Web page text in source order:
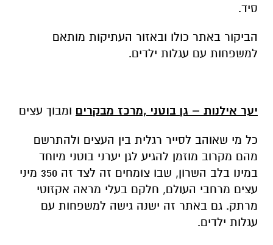
סיד.
הביקור באתר כולו ובאזור העתיקות מותאם
למשפחות עם עגלות ילדים.
יער אילנות – גן בוטני ,מרכז מבקרים ומבוך עצים
כל מי שאוהב לסייר רגלית בין העצים ולהתרשם
מהם מקרוב מוזמן להגיע לגן יערני בוטני מיוחד
במינו בלב השרון, שבו צומחים זה לצד זה 350 מיני
עצים מרחבי העולם, חלקם בעלי מראה אקזוטי
מרתק. גם באתר זה ישנה גישה למשפחות עם
עגלות ילדים.